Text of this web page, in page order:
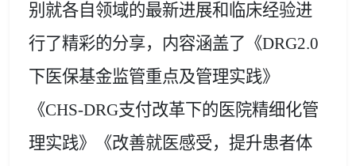
别就各自领域的最新进展和临床经验进
行了精彩的分享，内容涵盖了《DRG2.0
下医保基金监管重点及管理实践》
《CHS-DRG支付改革下的医院精细化管
理实践》
《改善就医感受，提升患者体